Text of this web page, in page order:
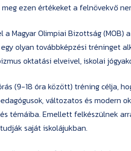
ezen értékeket a felnövekvő
Magyar Olimpiai Bizottság (MOB)
olyan továbbképzési tréninget
oktatási elveivel, iskolai
(9-18 óra között) tréning célja,
változatos és modern
témáiba. Emellett felkészülnek
saját iskolájukban.